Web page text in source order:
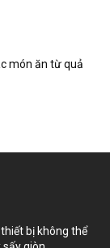
món ăn từ quả
bị không thể